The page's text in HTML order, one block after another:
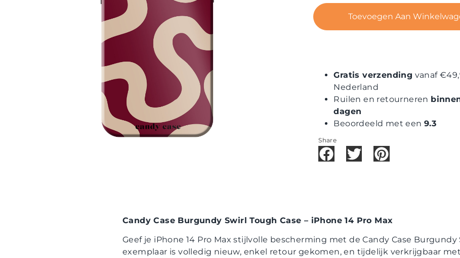
Toevoegen Aan
Gratis verzending vanaf
Nederland
Ruilen en retourneren
dagen
Beoordeeld met een9.3
Share
Candy Case Burgundy Swirl Tough Case – iPhone 14 Pro Max
Geef je iPhone 14 Pro Max stijlvolle bescherming met de Candy Case Burgundy
exemplaar is volledig nieuw, enkel retour gekomen, en tijdelijk verkrijgbaar